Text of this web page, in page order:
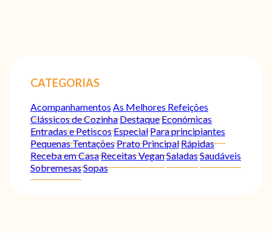
CATEGORIAS
Acompanhamentos As Melhores Refeições
Clássicos de CozinhaDestaqueEconómicas
Entradas e PetiscosEspecialPara principiantes
Pequenas TentaçõesPrato PrincipalRápidas
Receba em CasaReceitas VeganSaladasSaudáveis
SobremesasSopas